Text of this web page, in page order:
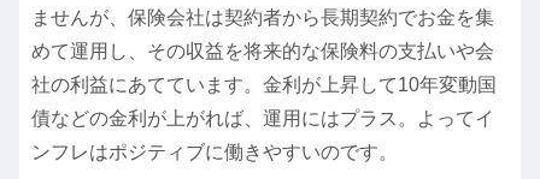
ませんが、保険会社は契約者から長期契約でお金を集
めて運用し、その収益を将来的な保険料の支払いや会
社の利益にあてています。金利が上昇して10年変動国
債などの金利が上がれば、運用にはプラス。よってイ
ンフレはポジティブに働きやすいのです。